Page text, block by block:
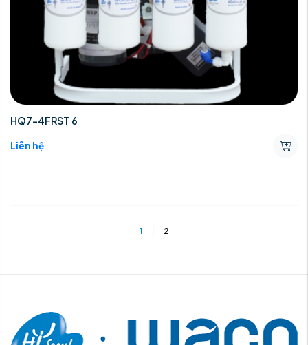
HQ7-4FRST 6
Liên hệ
1 2